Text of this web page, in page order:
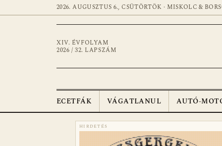
2026. AUGUSZTUS 6., CSÜTÖRTÖK · MISKOLC &
XIV. ÉVFOLYAM
2026 / 32. LAPSZÁM
ECETFÁK VÁGATLANUL AUTÓ-
HIRDETÉS